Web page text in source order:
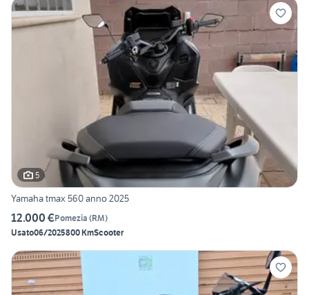
5
Yamaha tmax 560 anno 2025
12.000 €Pomezia (RM)
Usato06/2025800 KmScooter